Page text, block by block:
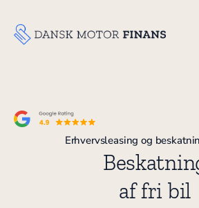
Erhvervsleasing og
af fri bil